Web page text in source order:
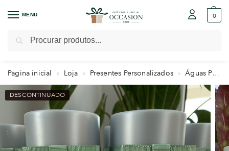
MENU 0
Pagina inicial » Loja » Presentes Personalizados » Águas Personalizadas
DESCONTINUADO